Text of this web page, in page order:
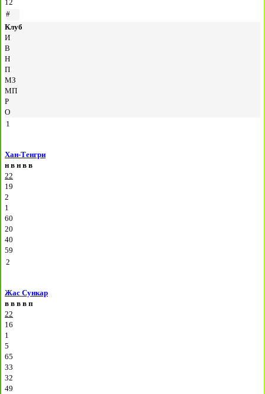
12
#
Клуб
И
В
Н
П
МЗ
МП
Р
О
1
Хан-Тенгри
н в н в в
22
19
2
1
60
20
40
59
2
Жас Сункар
в в в в п
22
16
1
5
65
33
32
49